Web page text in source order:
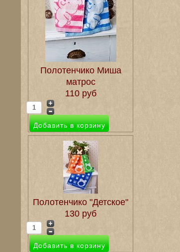
Полотенчико Миша
матрос
110 руб
Полотенчико "Детское"
130 руб